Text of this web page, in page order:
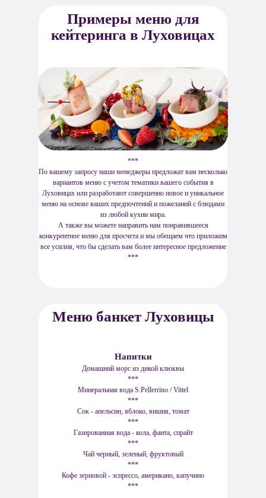
Домашний морс из дикой клюквы
***
Минеральная вода S.Pellerrino / Vittel
***
Сок - апельсин, яблоко, вишня, томат
***
Газированная вода - кола, фанта, спрайт
***
Чай черный, зеленый, фруктовый
***
Кофе зерновой - эспрессо, американо, капучино
***
Примеры меню для
кейтеринга в Луховицах
***
По вашему запросу наши менеджеры предложат вам несколько
вариантов меню с учетом тематики вашего события в
Луховицах или разработают совершенно новое и уникальное
меню на основе ваших предпочтений и пожеланий с блюдами
из любой кухни мира.
А также вы можете направить нам понравившееся
конкурентное меню для просчета и мы обещаем что приложим
все усилия, что бы сделать вам более интересное предложение
***
Меню банкет Луховицы
Напитки